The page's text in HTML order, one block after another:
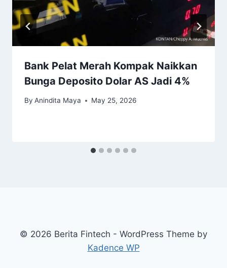
Bank Pelat Merah Kompak Naikkan
Bunga Deposito Dolar AS Jadi 4%
By Anindita Maya May 25, 2026
© 2026 Berita Fintech - WordPress Theme by
Kadence WP